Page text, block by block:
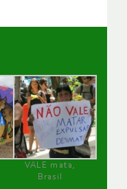
VALE mata,
Brasil